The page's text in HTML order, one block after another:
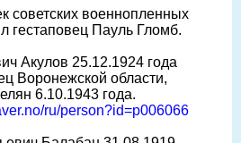
советских военнопленных
гестаповец Пауль Гломб.
Акулов 25.12.1924 года
Воронежской области,
6.10.1943 года.
ru/person?id=p006066